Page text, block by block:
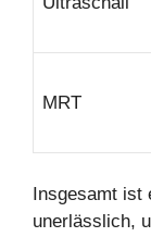
MRT
Insgesamt
unerlässlich,